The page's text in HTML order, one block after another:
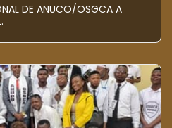
DE ANUCO/OSGCA A